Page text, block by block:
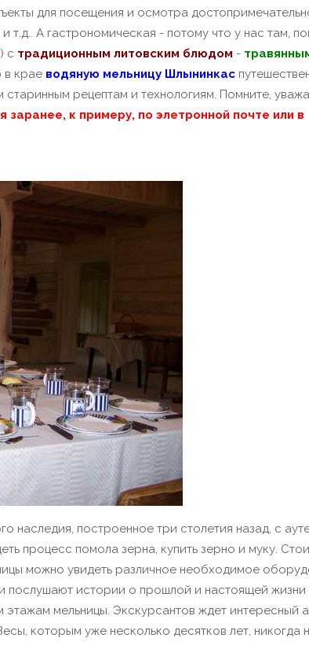
для посещения и осмотра
т.д.. А гастрономическая - потому что у нас там,
) с традиционным литовским блюдом -
в крае водяную мельницу Шлынинкас
рецептам и технологиям. Помните,
к примеру, по элетронной почте или в
наследия, построенное три столетия назад, с
процесс помола зерна, купить зерно и муку.
можно увидеть различное необходимое
послушают истории о прошлой и настоящей жизни
этажам мельницы. Экскурсантов ждет интересный
которым уже несколько десятков лет, никогда